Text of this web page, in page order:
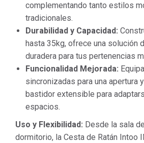
complementando tanto estilos
tradicionales.
Durabilidad y Capacidad:
hasta 35kg, ofrece una solución
duradera para tus pertenencias
Funcionalidad Mejorada:
sincronizadas para una apertura
bastidor extensible para
espacios.
Uso y Flexibilidad: Desde la sala
dormitorio, la Cesta de Ratán Intoo